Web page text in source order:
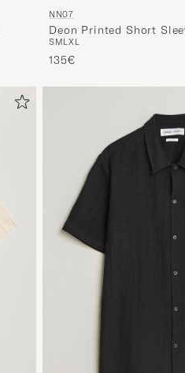
NN07
Deon Printed Short
SMLXL
135€